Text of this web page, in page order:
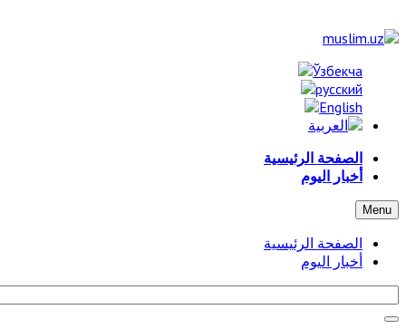
الصفحة الرئيسية
أخبار اليوم
Menu
الصفحة الرئيسية
أخبار اليوم